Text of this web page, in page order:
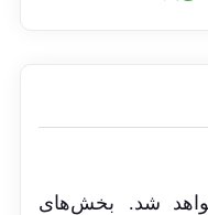
شد.
بخش‌های